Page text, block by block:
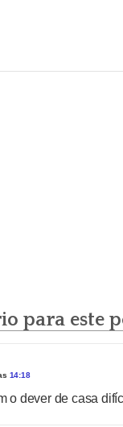
para este
14:18
o dever de casa